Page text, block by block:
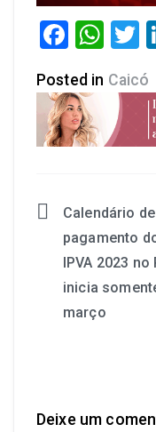
Posted in Caicó
Calendário de
pagamento
IPVA 2023 no
inicia
março
Deixe um